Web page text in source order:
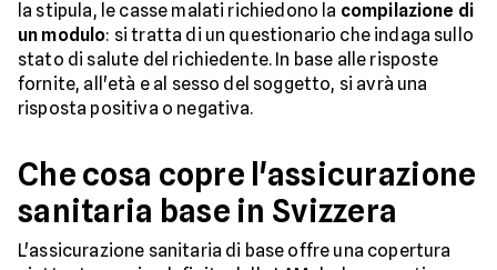
la stipula, le casse malati richiedono la compilazione di
un modulo: si tratta di un questionario che indaga sullo
stato di salute del richiedente. In base alle risposte
fornite, all'età e al sesso del soggetto, si avrà una
risposta positiva o negativa.
Che cosa copre l'assicurazione
sanitaria base in Svizzera
L'assicurazione sanitaria di base offre una copertura